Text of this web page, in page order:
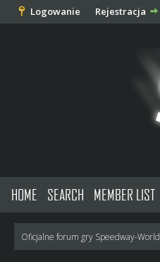
Logowanie Rejestracja
HOME SEARCH MEMBER LIST
Oficjalne forum gry Speedway-World